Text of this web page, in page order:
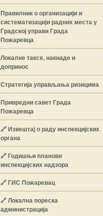
Правилник о организацији и
систематизацији радних места у
Градској управи Града
Пожаревца
Локалне таксе, накнаде и
допринос
Стратегија управљања ризицима
Привредни савет Града
Пожаревца
🔗Извештај о раду инспекцијских
органа
🔗Годишњи планови
инспекцијских надзора
🔗 ГИС Пожаревац
🔗 Локална пореска
администрација